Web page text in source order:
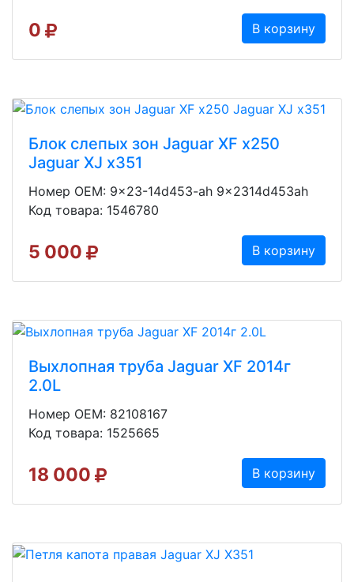
0 В корзину
Блок слепых зон Jaguar XF x250
Jaguar XJ x351
Номер OEM: 9x23-14d453-ah 9x2314d453ah
Код товара: 1546780
5 000 В корзину
Выхлопная труба Jaguar XF 2014г
2.0L
Номер OEM: 82108167
Код товара: 1525665
18 000 В корзину